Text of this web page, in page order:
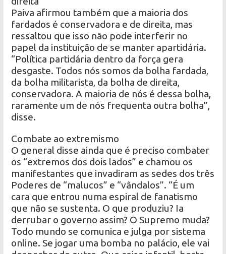
Paiva afirmou também que a maioria dos
fardados é conservadora e de direita, mas
ressaltou que isso não pode interferir no
papel da instituição de se manter apartidária.
“Política partidária dentro da força gera
desgaste. Todos nós somos da bolha fardada,
da bolha militarista, da bolha de direita,
conservadora. A maioria de nós é dessa bolha,
raramente um de nós frequenta outra bolha”,
disse.
Combate ao extremismo
O general disse ainda que é preciso combater
os “extremos dos dois lados” e chamou os
manifestantes que invadiram as sedes dos três
Poderes de “malucos” e “vândalos”. “É um
cara que entrou numa espiral de fanatismo
que não se sustenta. O que produziu? Ia
derrubar o governo assim? O Supremo muda?
Todo mundo se comunica e julga por sistema
online. Se jogar uma bomba no palácio, ele vai